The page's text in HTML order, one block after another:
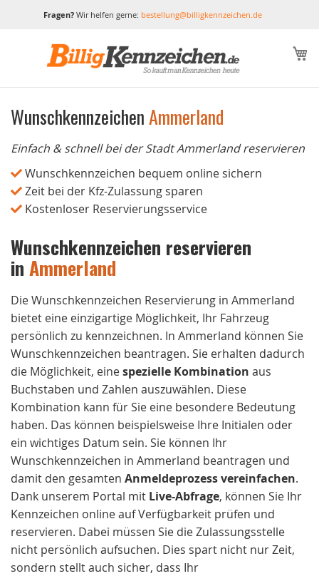
Fragen?Wir helfen gerne: bestellung@billigkennzeichen.de
WunschkennzeichenAmmerland
Einfach & schnell bei der Stadt Ammerland reservieren
Wunschkennzeichen bequem online sichern
Zeit bei der Kfz-Zulassung sparen
Kostenloser Reservierungsservice
Wunschkennzeichen reservieren
inAmmerland
Die Wunschkennzeichen Reservierung in Ammerland
bietet eine einzigartige Möglichkeit, Ihr Fahrzeug
persönlich zu kennzeichnen. In Ammerland können Sie
Wunschkennzeichen beantragen. Sie erhalten dadurch
die Möglichkeit, einespezielle Kombination aus
Buchstaben und Zahlen auszuwählen. Diese
Kombination kann für Sie eine besondere Bedeutung
haben. Das können beispielsweise Ihre Initialen oder
ein wichtiges Datum sein. Sie können Ihr
Wunschkennzeichen in Ammerland beantragen und
damit den gesamten Anmeldeprozess vereinfachen.
Dank unserem Portal mit Live-Abfrage, können Sie Ihr
Kennzeichen online auf Verfügbarkeit prüfen und
reservieren. Dabei müssen Sie die Zulassungsstelle
nicht persönlich aufsuchen. Dies spart nicht nur Zeit,
sondern stellt auch sicher, dass Ihr